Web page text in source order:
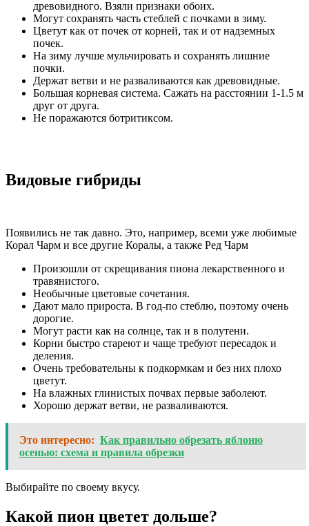
древовидного. Взяли признаки обоих.
Могут сохранять часть стеблей с почками в зиму.
Цветут как от почек от корней, так и от надземных
почек.
На зиму лучше мульчировать и сохранять лишние
почки.
Держат ветви и не разваливаются как древовидные.
Большая корневая система. Сажать на расстоянии 1-1.5 м
друг от друга.
Не поражаются ботритиксом.
Видовые гибриды
Появились не так давно. Это, например, всеми уже любимые
Корал Чарм и все другие Коралы, а также Ред Чарм
Произошли от скрещивания пиона лекарственного и
травянистого.
Необычные цветовые сочетания.
Дают мало прироста. В год-по стеблю, поэтому очень
дорогие.
Могут расти как на солнце, так и в полутени.
Корни быстро стареют и чаще требуют пересадок и
деления.
Очень требовательны к подкормкам и без них плохо
цветут.
На влажных глинистых почвах первые заболеют.
Хорошо держат ветви, не разваливаются.
Это интересно: Как правильно обрезать яблоню
осенью: схема и правила обрезки
Выбирайте по своему вкусу.
Какой пион цветет дольше?